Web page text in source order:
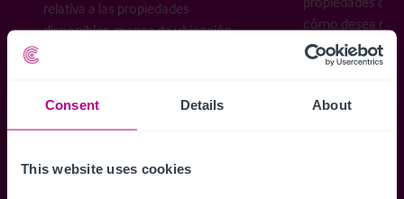
Consent Details About
This website uses cookies
relativa a las propiedades
disponibles, mapas de ubicación,
cómo desea